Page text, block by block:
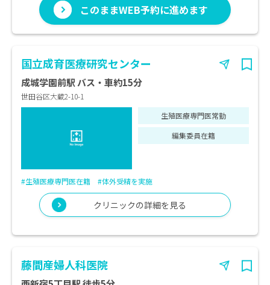
このままWEB予約に進めます
国立成育医療研究センター
成城学園前駅 バス・車約15分
世田谷区大蔵2-10-1
生殖医療専門医常勤
編集委員在籍
#生殖医療専門医在籍 #体外受精を実施
クリニックの詳細を見る
藤間産婦人科医院